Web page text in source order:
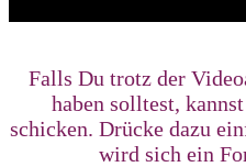
Falls Du trotz der
haben solltest,
schicken. Drücke dazu
wird sich ein